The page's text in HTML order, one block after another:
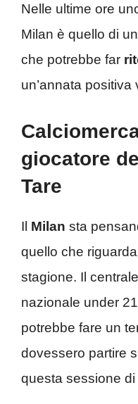
Nelle ultime ore
Milan è quello di
che potrebbe far
un’annata positiva
giocatore
Tare
Il Milan sta
quello che
stagione. Il
nazionale under
potrebbe fare un
dovessero partire
questa sessione di